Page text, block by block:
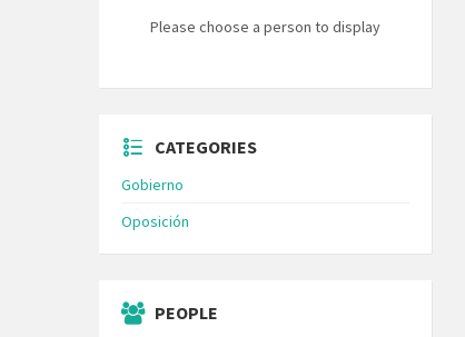
Please choose a person to display
CATEGORIES
Gobierno
Oposición
PEOPLE